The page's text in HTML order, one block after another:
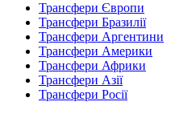
Трансфери Європи
Трансфери Бразилії
Трансфери Аргентини
Трансфери Америки
Трансфери Африки
Трансфери Азії
Трансфери Росії